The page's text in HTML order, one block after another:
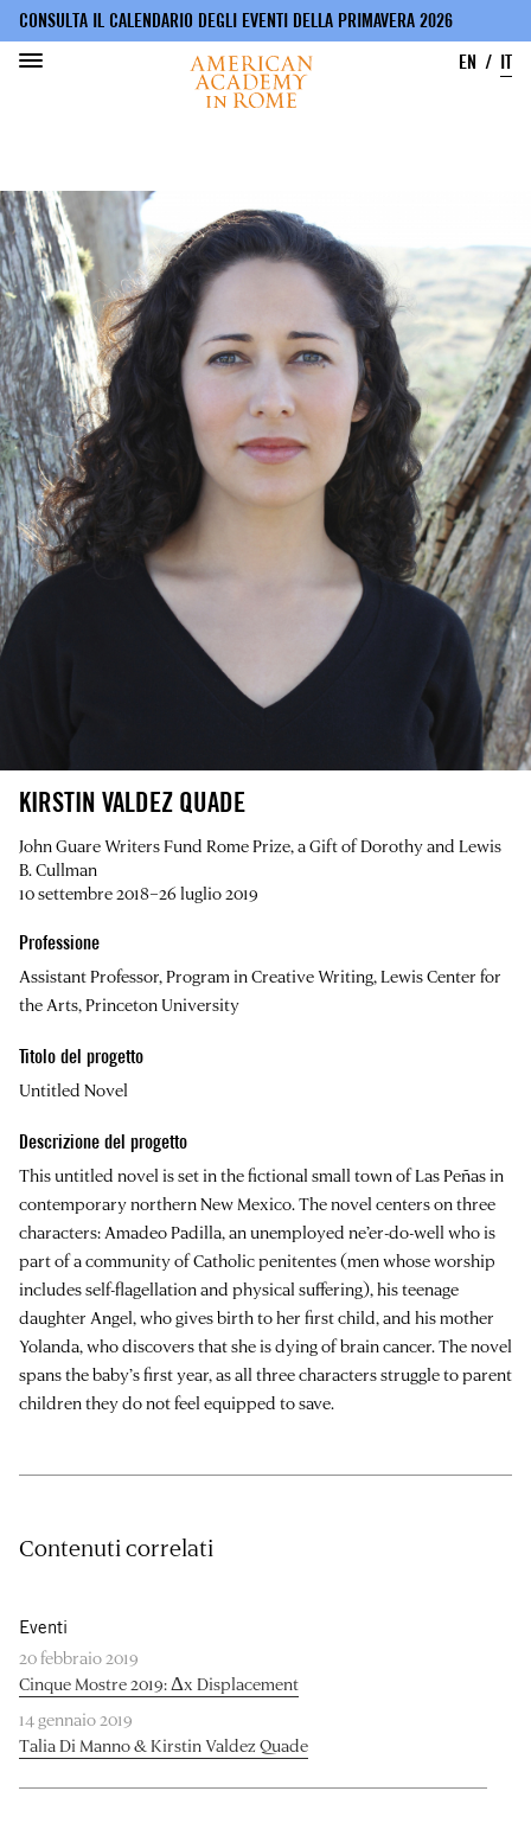
contenuto
principale
CONSULTA IL CALENDARIO DEGLI EVENTI DELLA PRIMAVERA 2026
EN
IT
KIRSTIN VALDEZ QUADE
John Guare Writers Fund Rome Prize, a Gift of Dorothy and Lewis
B. Cullman
10 settembre 2018–26 luglio 2019
Professione
Assistant Professor, Program in Creative Writing, Lewis Center for
the Arts, Princeton University
Titolo del progetto
Untitled Novel
Descrizione del progetto
This untitled novel is set in the fictional small town of Las Peñas in
contemporary northern New Mexico. The novel centers on three
characters: Amadeo Padilla, an unemployed ne’er-do-well who is
part of a community of Catholic penitentes (men whose worship
includes self-flagellation and physical suffering), his teenage
daughter Angel, who gives birth to her first child, and his mother
Yolanda, who discovers that she is dying of brain cancer. The novel
spans the baby’s first year, as all three characters struggle to parent
children they do not feel equipped to save.
Contenuti correlati
Eventi
20 febbraio 2019
Cinque Mostre 2019: Δx Displacement
14 gennaio 2019
Talia Di Manno & Kirstin Valdez Quade